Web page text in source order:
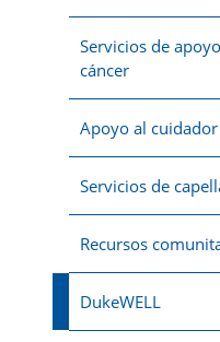
Servicios de
cáncer
Apoyo al cuidador
Servicios de
Recursos
DukeWELL